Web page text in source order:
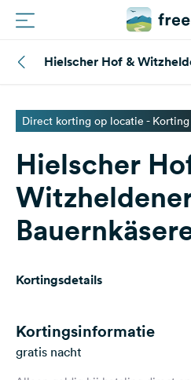
Campings
Magazine
Partners
Vragen &
Hielscher Hof &
Direct korting op locatie - Korting
Hielscher
Kortingsdetails
Kortingsinformatie
gratis nacht